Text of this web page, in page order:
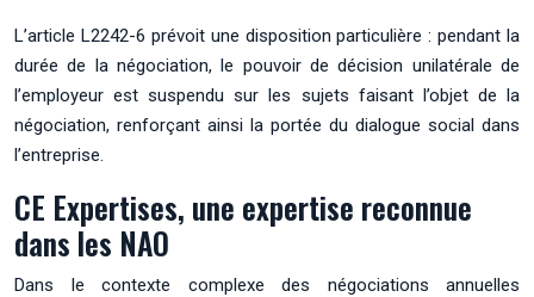
L’article L2242-6 prévoit une disposition particulière : pendant la
durée de la négociation, le pouvoir de décision unilatérale de
l’employeur est suspendu sur les sujets faisant l’objet de la
négociation, renforçant ainsi la portée du dialogue social dans
l’entreprise.
CE Expertises, une expertise reconnue
dans les NAO
Dans le contexte complexe des négociations annuelles